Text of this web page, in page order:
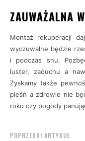
ZAUWAŻALNA
Montaż rekuperacji
wyczuwalne będzie
i podczas snu.
luster, zaduchu a
Zyskamy także
pleśń a zdrowie nie
roku czy pogody
POPRZEDNI ARTYKUŁ